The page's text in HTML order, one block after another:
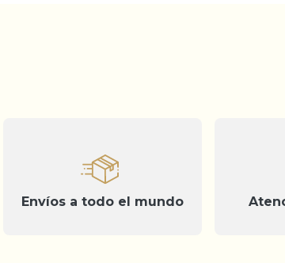
Envíos a todo el mundo